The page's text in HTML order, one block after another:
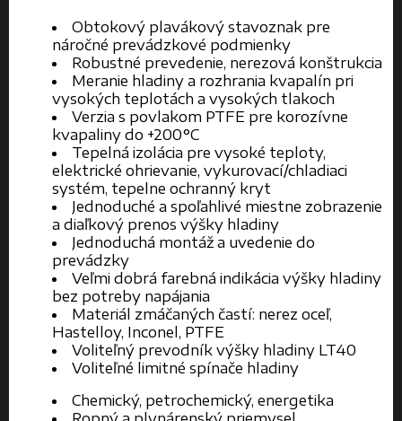
Obtokový plavákový stavoznak pre
náročné prevádzkové podmienky
Robustné prevedenie, nerezová konštrukcia
Meranie hladiny a rozhrania kvapalín pri
vysokých teplotách a vysokých tlakoch
Verzia s povlakom PTFE pre korozívne
kvapaliny do +200°C
Tepelná izolácia pre vysoké teploty,
elektrické ohrievanie, vykurovací/chladiaci
systém, tepelne ochranný kryt
Jednoduché a spoľahlivé miestne zobrazenie
a diaľkový prenos výšky hladiny
Jednoduchá montáž a uvedenie do
prevádzky
Veľmi dobrá farebná indikácia výšky hladiny
bez potreby napájania
Materiál zmáčaných častí: nerez oceľ,
Hastelloy, Inconel, PTFE
Voliteľný prevodník výšky hladiny LT40
Voliteľné limitné spínače hladiny
Chemický, petrochemický, energetika